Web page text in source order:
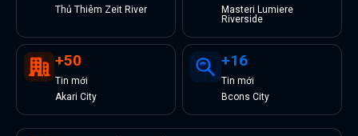
Thủ Thiêm Zeit River
Masteri Lumiere
Riverside
+50
Tin mới
Akari City
+16
Tin mới
Bcons City